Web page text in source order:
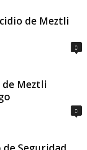
de Meztli
0
de Meztli
0